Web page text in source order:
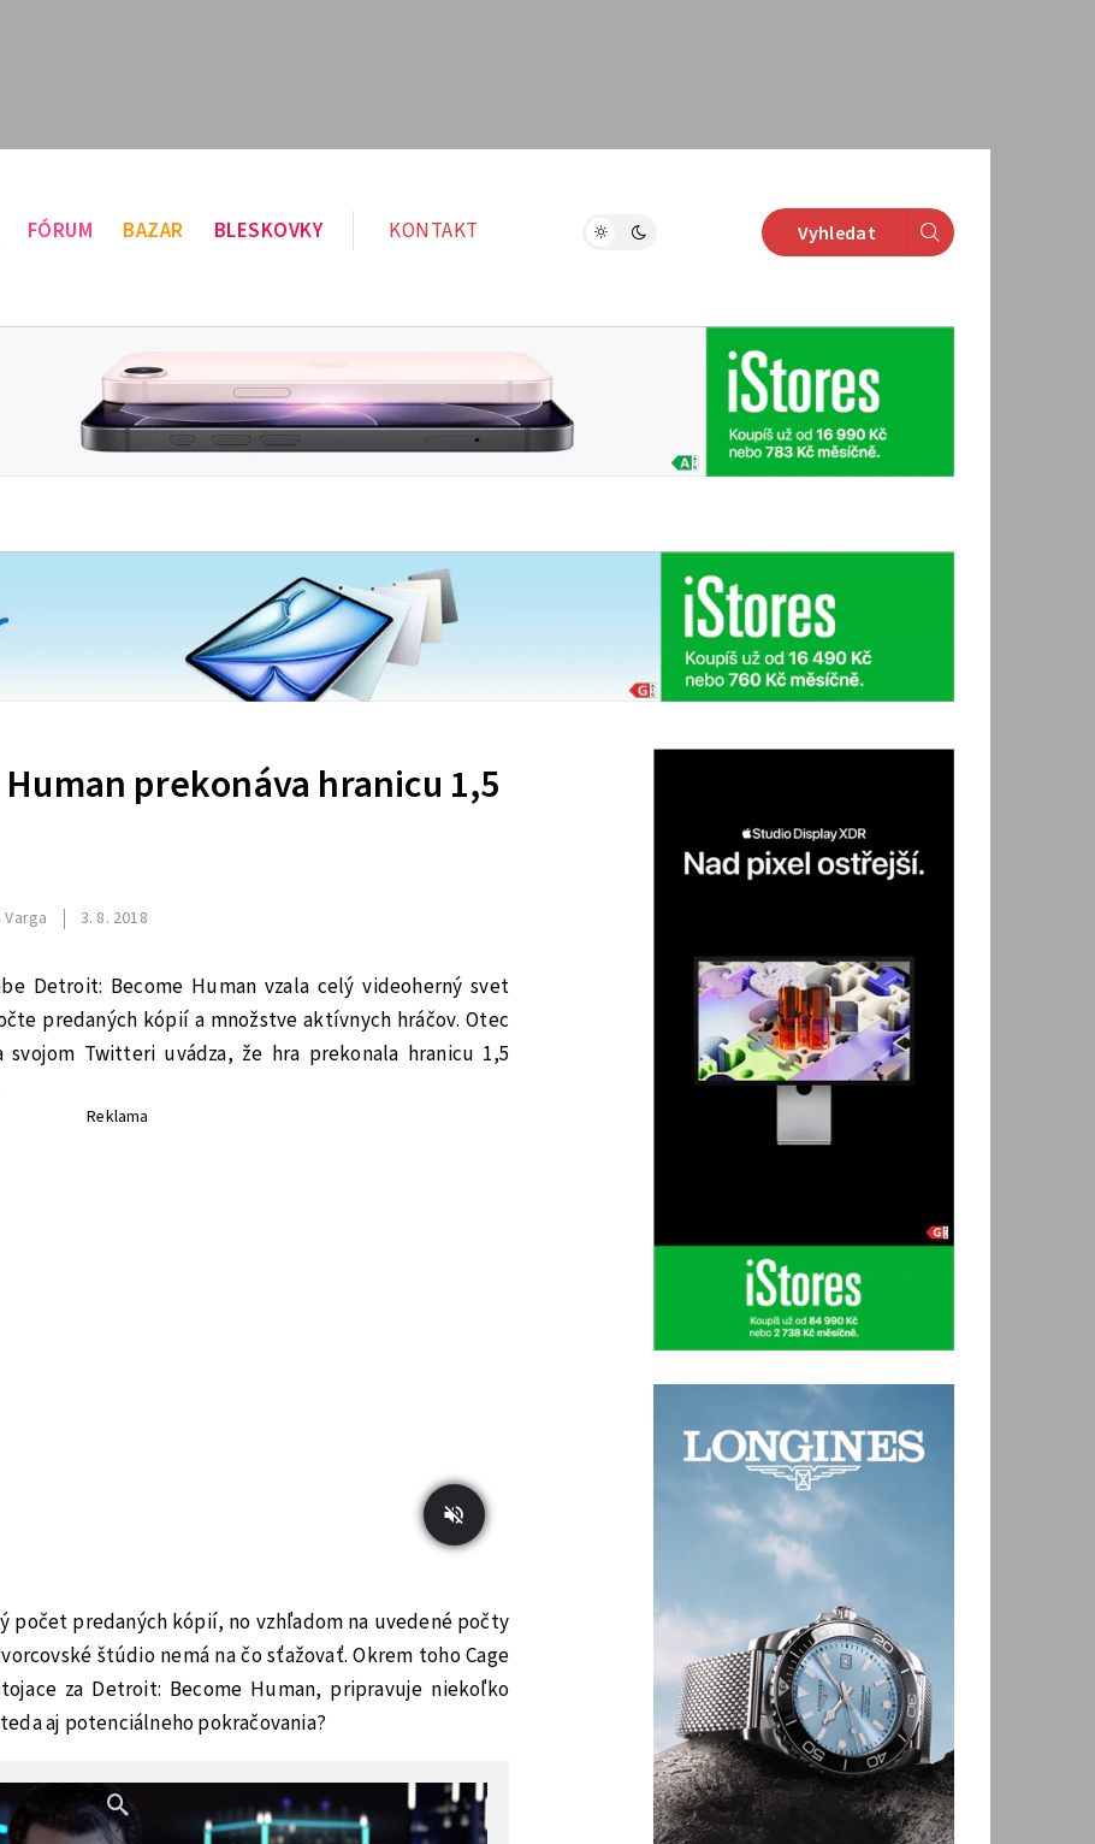
FÓRUM BAZAR BLESKOVKY KONTAKT Vyhledat
prekonáva hranicu 1,5
3. 8. 2018
Detroit: Become Human vzala celý videoherný svet
predaných kópií a množstve aktívnych hráčov. Otec
Twitteri uvádza, že hra prekonala hranicu 1,5
Reklama
počet predaných kópií, no vzhľadom na uvedené počty
štúdio nemá na čo sťažovať. Okrem toho Cage
za Detroit: Become Human, pripravuje niekoľko
aj potenciálneho pokračovania?